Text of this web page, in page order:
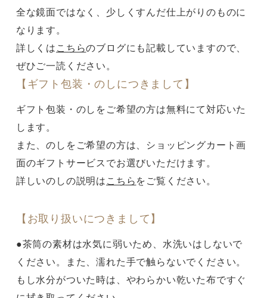
全な鏡面ではなく、少しくすんだ仕上がりのものに
なります。
詳しくは こちらのブログにも記載していますので、
ぜひご一読ください。
【ギフト包装・のしにつきまして】
ギフト包装・のしをご希望の方は無料にて対応いた
します。
また、のしをご希望の方は、ショッピングカート画
面のギフトサービスでお選びいただけます。
詳しいのしの説明は こちら をご覧ください。
【お取り扱いにつきまして】
●茶筒の素材は水気に弱いため、水洗いはしないで
ください。また、濡れた手で触らないでください。
もし水分がついた時は、やわらかい乾いた布ですぐ